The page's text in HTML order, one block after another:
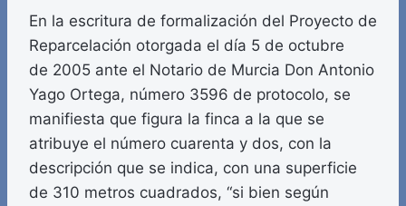
En la escritura de formalización del Proyecto de
Reparcelación otorgada el día 5 de octubre
de 2005 ante el Notario de Murcia Don Antonio
Yago Ortega, número 3596 de protocolo, se
manifiesta que figura la finca a la que se
atribuye el número cuarenta y dos, con la
descripción que se indica, con una superficie
de 310 metros cuadrados, “si bien según